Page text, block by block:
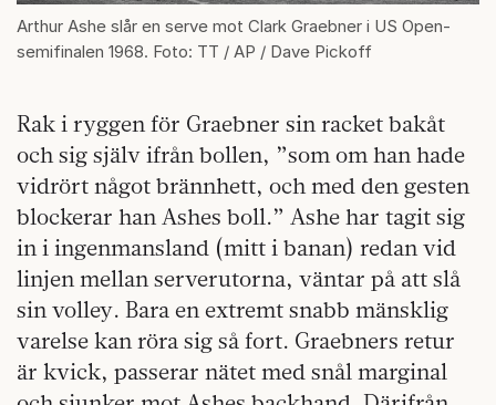
Arthur Ashe slår en serve mot Clark Graebner i US Open-
semifinalen 1968. Foto: TT / AP / Dave Pickoff
Rak i ryggen för Graebner sin racket bakåt
och sig själv ifrån bollen, ”som om han hade
vidrört något brännhett, och med den gesten
blockerar han Ashes boll.” Ashe har tagit sig
in i ingenmansland (mitt i banan) redan vid
linjen mellan serverutorna, väntar på att slå
sin volley. Bara en extremt snabb mänsklig
varelse kan röra sig så fort. Graebners retur
är kvick, passerar nätet med snål marginal